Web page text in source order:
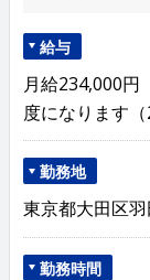
給与
月給234,000
度になります（
勤務地
東京都大田区
勤務時間